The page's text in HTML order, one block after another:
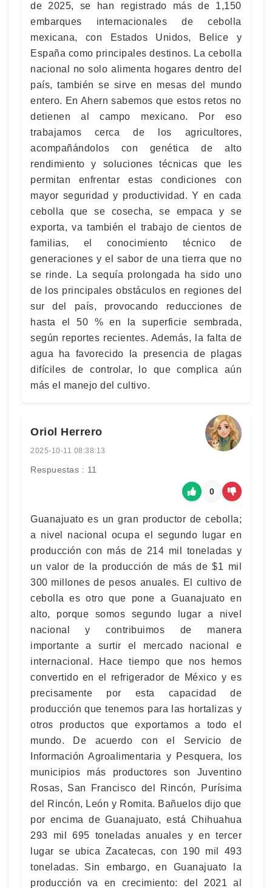
de 2025, se han registrado más de 1,150
embarques internacionales de cebolla
mexicana, con Estados Unidos, Belice y
España como principales destinos. La cebolla
nacional no solo alimenta hogares dentro del
país, también se sirve en mesas del mundo
entero. En Ahern sabemos que estos retos no
detienen al campo mexicano. Por eso
trabajamos cerca de los agricultores,
acompañándolos con genética de alto
rendimiento y soluciones técnicas que les
permitan enfrentar estas condiciones con
mayor seguridad y productividad. Y en cada
cebolla que se cosecha, se empaca y se
exporta, va también el trabajo de cientos de
familias, el conocimiento técnico de
generaciones y el sabor de una tierra que no
se rinde. La sequía prolongada ha sido uno
de los principales obstáculos en regiones del
sur del país, provocando reducciones de
hasta el 50 % en la superficie sembrada,
según reportes recientes. Además, la falta de
agua ha favorecido la presencia de plagas
difíciles de controlar, lo que complica aún
más el manejo del cultivo.
Oriol Herrero
2025-10-11 08:38:13
Respuestas : 11
0
Guanajuato es un gran productor de cebolla;
a nivel nacional ocupa el segundo lugar en
producción con más de 214 mil toneladas y
un valor de la producción de más de $1 mil
300 millones de pesos anuales. El cultivo de
cebolla es otro que pone a Guanajuato en
alto, porque somos segundo lugar a nivel
nacional y contribuimos de manera
importante a surtir el mercado nacional e
internacional. Hace tiempo que nos hemos
convertido en el refrigerador de México y es
precisamente por esta capacidad de
producción que tenemos para las hortalizas y
otros productos que exportamos a todo el
mundo. De acuerdo con el Servicio de
Información Agroalimentaria y Pesquera, los
municipios más productores son Juventino
Rosas, San Francisco del Rincón, Purísima
del Rincón, León y Romita. Bañuelos dijo que
por encima de Guanajuato, está Chihuahua
293 mil 695 toneladas anuales y en tercer
lugar se ubica Zacatecas, con 190 mil 493
toneladas. Sin embargo, en Guanajuato la
producción va en crecimiento: del 2021 al